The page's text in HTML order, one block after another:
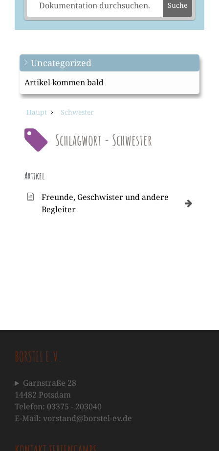
Suche
Uncategorized
Artikel kommen bald
Haupt Schwester
Schlagwort - Schwester
Artikel
Freunde, Geschwister und andere
Begleiter
BORSTEL E.V.
Garnstraße 28
14482 Potsdam
Telefon: 03375 - 203040
E-Mail: vorstand@borstel-ev.de